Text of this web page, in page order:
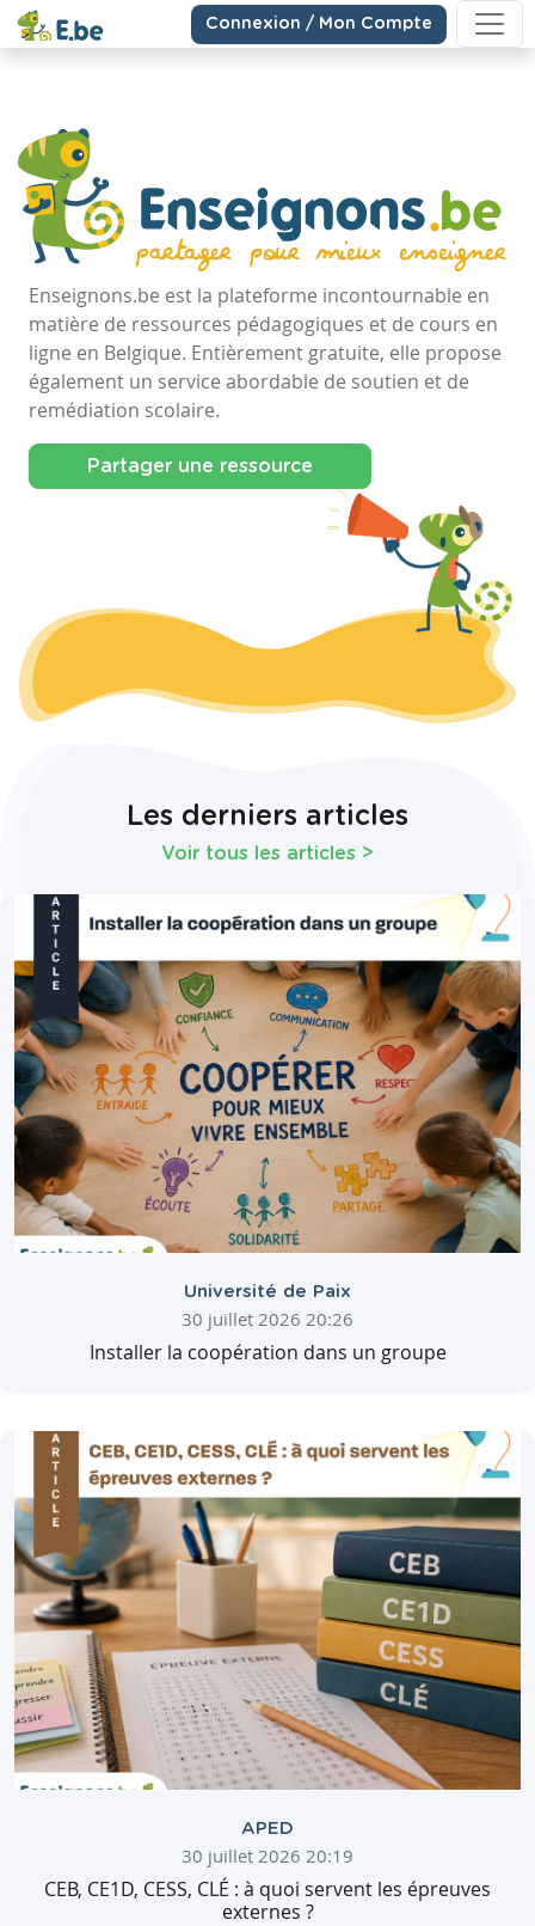
Connexion / Mon Compte
Enseignons.be est la plateforme incontournable en
matière de ressources pédagogiques et de cours en
ligne en Belgique. Entièrement gratuite, elle propose
également un service abordable de soutien et de
remédiation scolaire.
Partager une ressource
Les derniers articles
Voir tous les articles >
Université de Paix
30 juillet 2026 20:26
Installer la coopération dans un groupe
APED
30 juillet 2026 20:19
CEB, CE1D, CESS, CLÉ : à quoi servent les épreuves
externes ?